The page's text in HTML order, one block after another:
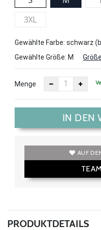
3XL
Gewählte Farbe: schwarz
Gewählte Größe: M
Menge
IN DEN
AUF
PRODUKTDETAILS